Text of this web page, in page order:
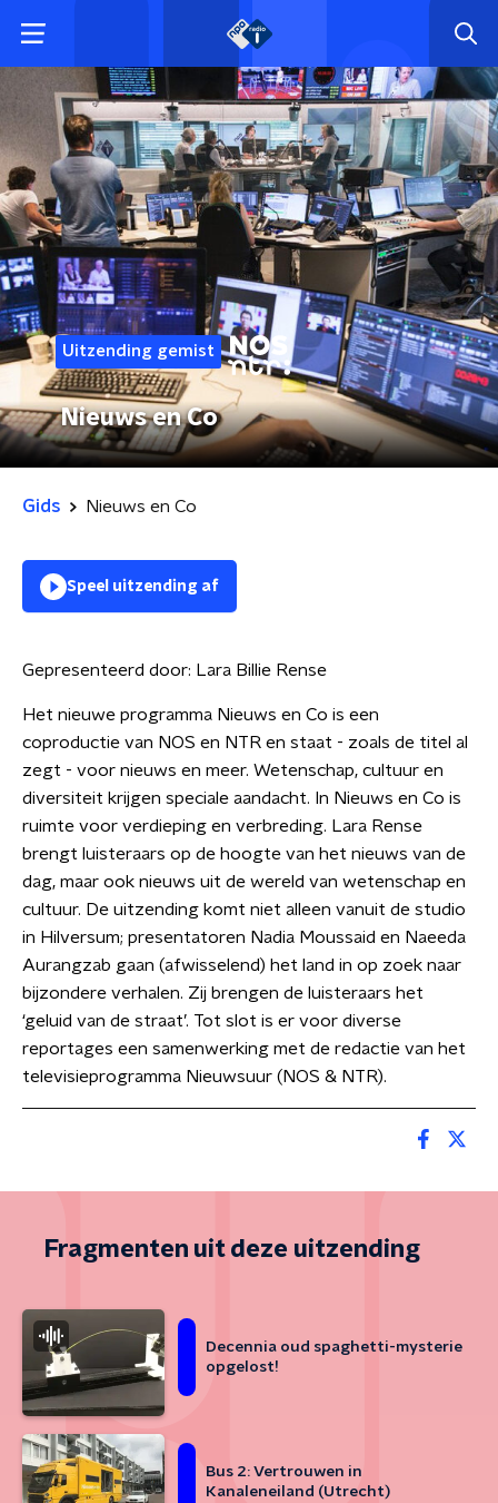
Uitzending gemist
Nieuws en Co
Gids Nieuws en Co
Speel uitzending af
Gepresenteerd door: Lara Billie Rense
Het nieuwe programma Nieuws en Co is een
coproductie van NOS en NTR en staat - zoals de titel al
zegt - voor nieuws en meer. Wetenschap, cultuur en
diversiteit krijgen speciale aandacht. In Nieuws en Co is
ruimte voor verdieping en verbreding. Lara Rense
brengt luisteraars op de hoogte van het nieuws van de
dag, maar ook nieuws uit de wereld van wetenschap en
cultuur. De uitzending komt niet alleen vanuit de studio
in Hilversum; presentatoren Nadia Moussaid en Naeeda
Aurangzab gaan (afwisselend) het land in op zoek naar
bijzondere verhalen. Zij brengen de luisteraars het
‘geluid van de straat’. Tot slot is er voor diverse
reportages een samenwerking met de redactie van het
televisieprogramma Nieuwsuur (NOS & NTR).
Fragmenten uit deze uitzending
Decennia oud spaghetti-mysterie
opgelost!
Bus 2: Vertrouwen in
Kanaleneiland (Utrecht)